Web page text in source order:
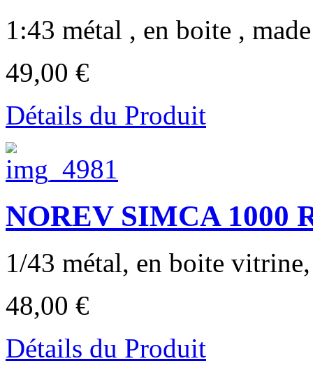
1:43 métal , en boite ,
49,00 €
Détails du Produit
NOREV SIMCA 1000
1/43 métal, en boite
48,00 €
Détails du Produit